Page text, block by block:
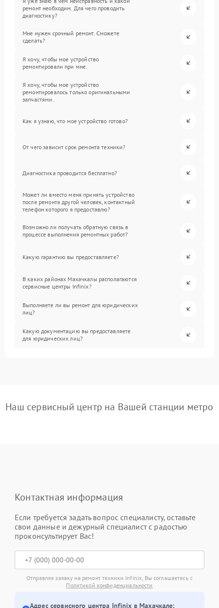
ремонт необходим. Для чего проводить
диагностику?
Мне нужен срочный ремонт. Сможете
сделать?
Я хочу, чтобы мое устройство
ремонтировали при мне.
Я хочу, чтобы мое устройство
ремонтировалось только оригинальными
запчастями.
Как я узнаю, что мое устройство готово?
От чего зависит срок ремонта техники?
Диагностика проводится бесплатно?
Может ли вместо меня принять устройство
после ремонта другой человек, контактный
телефон которого я предоставлю?
Возможно ли получать обратную связь в
процессе выполнения ремонтных работ?
Какую гарантию вы предоставляете?
В каких районах Махачкалы располагаются
сервисные центры Infinix?
Выполняете ли вы ремонт для юридических
лиц?
Какую документацию вы предоставляете
для юридических лиц?
Наш сервисный центр на Вашей станции метро
Контактная информация
Если требуется задать вопрос специалисту, оставьте
свои данные и дежурный специалист с радостью
проконсультирует Вас!
Отправляя заявку на ремонт техники Infinix, Вы соглашаетесь с
Политикой конфиденциальности
Адрес сервисного центра Infinix в Махачкале: